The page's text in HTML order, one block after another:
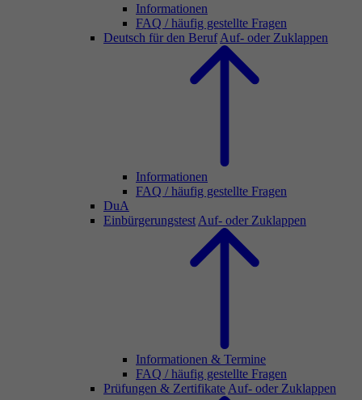
Informationen
FAQ / häufig gestellte Fragen
Deutsch für den Beruf Auf- oder Zuklappen
Informationen
FAQ / häufig gestellte Fragen
DuA
Einbürgerungstest Auf- oder Zuklappen
Informationen & Termine
FAQ / häufig gestellte Fragen
Prüfungen & Zertifikate Auf- oder Zuklappen